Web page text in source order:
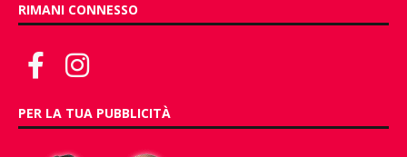
RIMANI CONNESSO
PER LA TUA PUBBLICITÀ